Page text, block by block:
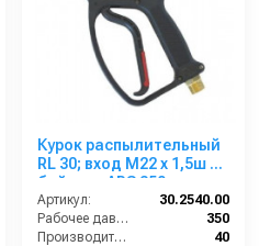
Курок распылительный
RL 30; вход М22 х 1,5ш +
байонет ARS 350
Артикул:
30.2540.00
Рабочее давление (бар):
350
Производительность (л/мин):
40